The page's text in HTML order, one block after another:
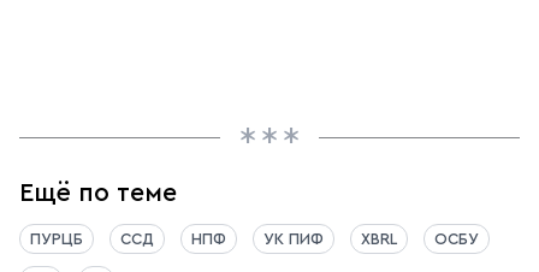
Ещё по теме
ПУРЦБ ССД НПФ УК ПИФ XBRL ОСБУ